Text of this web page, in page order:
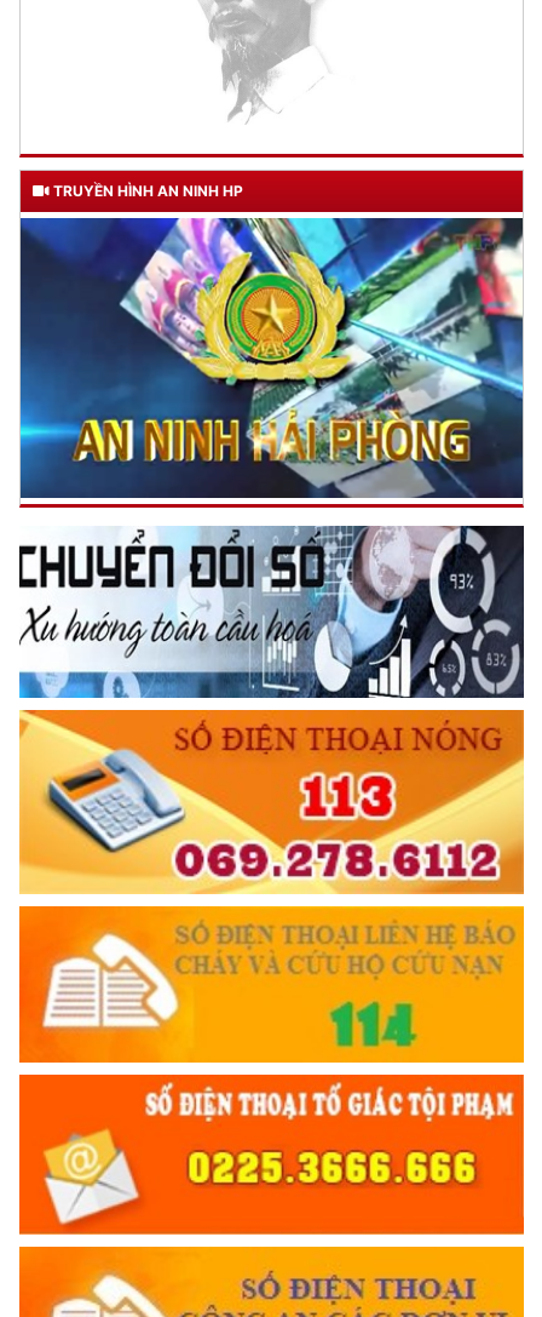
TƯ CÁCH
NGƯỜI CÔNG AN CÁCH MỆNH LÀ:
Đối với tự mình, phải
CẦN, KIỆM, LIÊM, CHÍNH
Đối với đồng sự, phải
THÂN ÁI GIÚP ĐỠ
Đối với chính phủ, phải
TUYỆT ĐỐI TRUNG THÀNH
Đối với nhân dân, phải
KÍNH TRỌNG LỄ PHÉP
Đối với công việc, phải
TẬN TỤY
Đối với địch, phải
CƯƠNG QUYẾT, KHÔN KHÉO
Trích thư Chủ tịch Hồ Chí Minh
gửi Công an Khu XII,
ngày 11 tháng 3 năm 1948.
TRUYỀN HÌNH AN NINH HP